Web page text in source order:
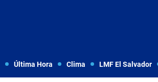
Última Hora Clima LMF El Salvador